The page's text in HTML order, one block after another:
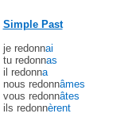
Simple Past
je redonnai
tu redonnas
il redonna
nous redonnâmes
vous redonnâtes
ils redonnèrent